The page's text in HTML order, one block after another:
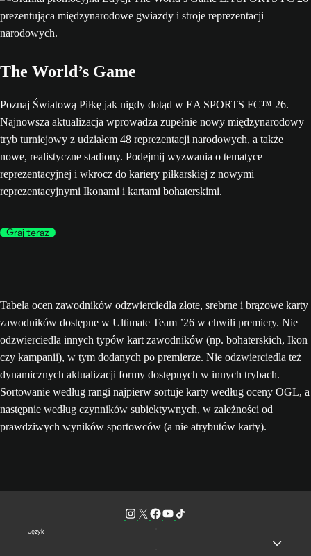
The World’s Game
Poznaj Światową Piłkę jak nigdy dotąd w EA SPORTS FC™ 26.
Najnowsza aktualizacja wprowadza zupełnie nowy międzynarodowy
tryb turniejowy z udziałem 48 reprezentacji narodowych, a także
nowe, realistyczne stadiony. Podejmij wyzwania o tematyce
reprezentacyjnej i wkrocz do kariery piłkarskiej z nowymi
reprezentacyjnymi Ikonami i kartami bohaterskimi.
Graj teraz
Tabela ocen zawodników odzwierciedla złote, srebrne i brązowe karty
zawodników dostępne w Ultimate Team ’26 w chwili premiery. Nie
odzwierciedla innych typów kart zawodników (np. bohaterskich, Ikon
czy kampanii), w tym dodanych po premierze. Nie odzwierciedla też
dynamicznych aktualizacji formy dostępnych w innych trybach.
Sortowanie według rangi najpierw sortuje karty według oceny OGL, a
następnie według czynników subiektywnych, w zależności od
prawdziwych wyników sportowców (a nie atrybutów karty).
Język